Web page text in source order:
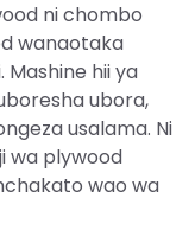
ni chombo
wanaotaka
Mashine hii ya
ubora,
usalama. Ni
wa plywood
wao wa